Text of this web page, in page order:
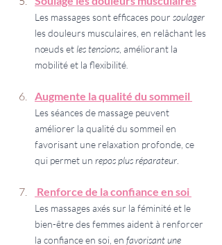
Les massages sont efficaces pour soulager
les douleurs musculaires, en relâchant les
nœuds et les tensions , améliorant la
mobilité et la flexibilité
Augmente la qualité du sommeil
Les séances de massage peuvent
améliorer la qualité du sommeil en
favorisant une relaxation profonde, ce
qui permet un repos plus réparateur
Renforce de la confiance en soi
Les massages axés sur la féminité et le
bien-être des femmes aident à renforcer
la confiance en soi, en favorisant une